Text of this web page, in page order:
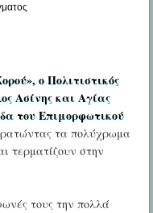
ο Πολιτιστικός
Ασίνης και Αγίας
του Επιμορφωτικού
τα πολύχρωμα
τερματίζουν στην
τους την πολλά